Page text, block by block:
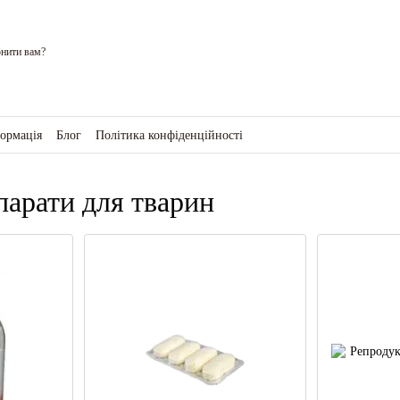
вам?
Блог
Політика конфіденційності
магазин
для тварин